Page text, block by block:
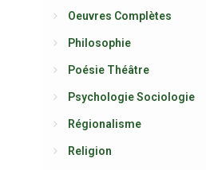
Oeuvres Complètes
Philosophie
Poésie Théâtre
Psychologie Sociologie
Régionalisme
Religion